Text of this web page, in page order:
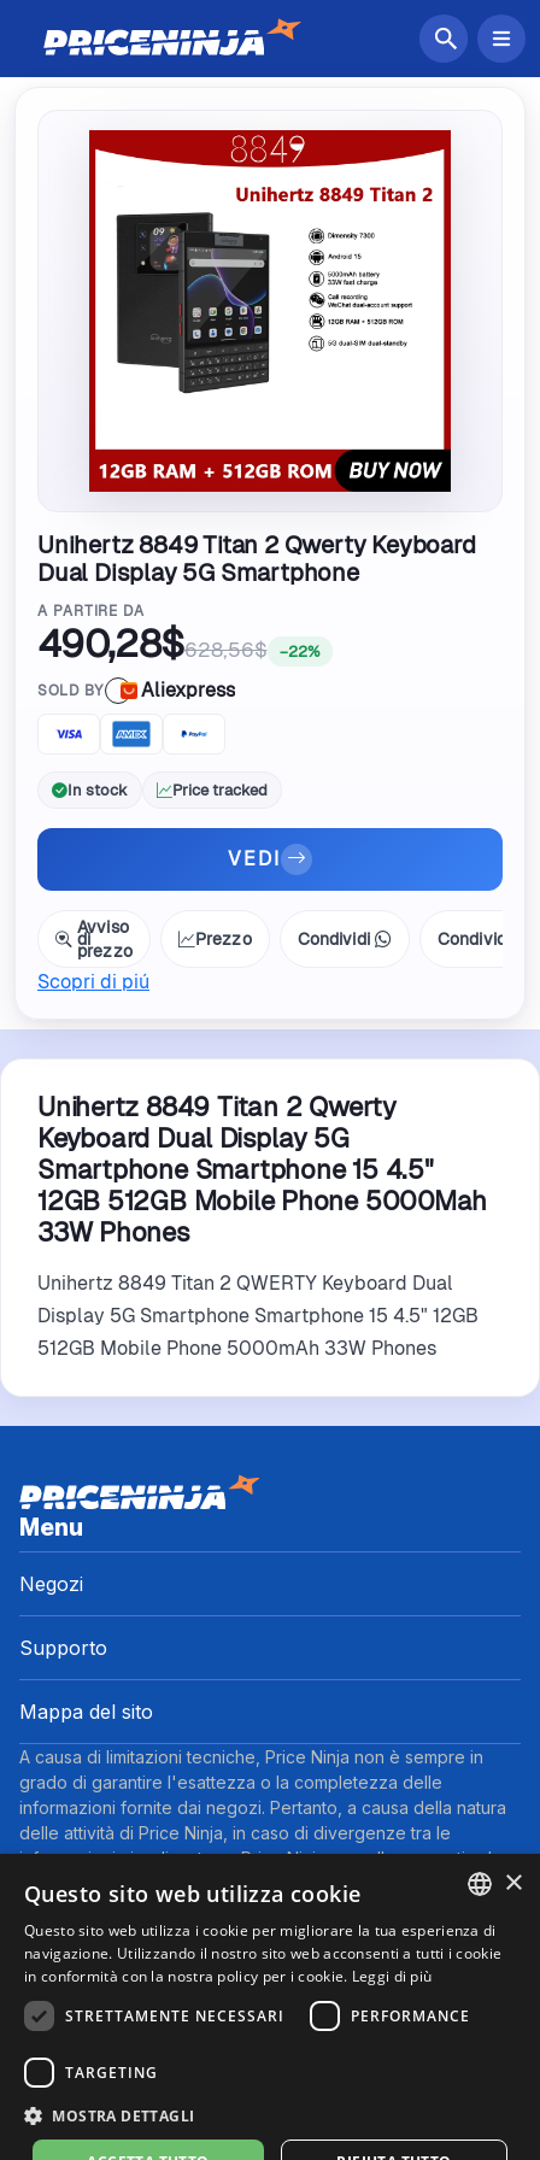
Unihertz 8849 Titan 2 Qwerty Keyboard
Dual Display 5G Smartphone
Smartphone 15 4.5" 12GB 512GB Mobile
Phone 5000Mah 33W Phones
A PARTIRE DA
490,28$628,56$ −22%
SOLD BY Aliexpress
In stock Price tracked
VEDI
Avviso
di
prezzo
Prezzo Condividi Condividi
Scopri di piú
Unihertz 8849 Titan 2 Qwerty
Keyboard Dual Display 5G
Smartphone Smartphone 15 4.5"
12GB 512GB Mobile Phone 5000Mah
33W Phones
Unihertz 8849 Titan 2 QWERTY Keyboard Dual
Display 5G Smartphone Smartphone 15 4.5" 12GB
512GB Mobile Phone 5000mAh 33W Phones
Menu
Negozi
Supporto
Mappa del sito
A causa di limitazioni tecniche, Price Ninja non è sempre in
grado di garantire l'esattezza o la completezza delle
informazioni fornite dai negozi. Pertanto, a causa della natura
delle attività di Price Ninja, in caso di divergenze tra le
informazioni visualizzate su Price Ninja e quelle presenti sul
sito web del negozio, faranno fede queste ultime. I prezzi
indicati includono tutte le tasse, ad eccezione dei veicoli nuovi
(prezzi IVA inclusa, escluse spese di spedizione).
Questo sito partecipa al Programma Partner di eBay. Potremmo
ricevere una commissione per gli acquisti idonei effettuati
tramite i link presenti su questa pagina.
© 2025 Performyze - P.IVA 06681730484
Informativa sulla Privacy
Condizioni d'uso
ENGLISH
×
Questo sito web utilizza cookie
Questo sito web utilizza i cookie per migliorare la tua esperienza di
navigazione. Utilizzando il nostro sito web acconsenti a tutti i cookie
in conformità con la nostra policy per i cookie. Leggi di più
STRETTAMENTE NECESSARI
PERFORMANCE
TARGETING
MOSTRA DETTAGLI